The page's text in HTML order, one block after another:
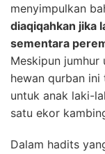
menyimpulkan
diaqiqahkan jika
sementara
Meskipun jumhur
hewan qurban
untuk anak laki-
satu ekor
Dalam hadits